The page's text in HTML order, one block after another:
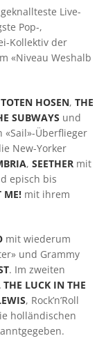
Live-
Pop-,
Kollektiv der
«Niveau Weshalb
HOSEN, THE
SUBWAYS und
«Sail»-Überflieger
New-Yorker
, SEETHER mit
episch bis
ME! mit ihrem
mit wiederum
und Grammy
. Im zweiten
THE LUCK IN THE
, Rock’n’Roll
holländischen